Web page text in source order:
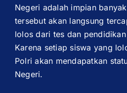
Negeri adalah impian
tersebut akan langsung
lolos dari tes dan
Karena setiap siswa yang
Polri akan mendapatkan
Negeri.